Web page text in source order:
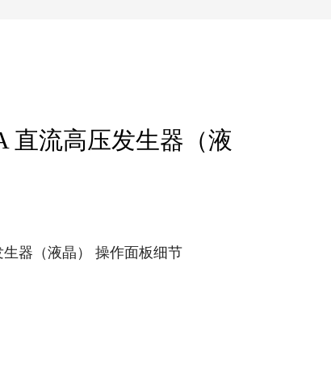
直流高压发生器（液
器（液晶） 操作面板细节